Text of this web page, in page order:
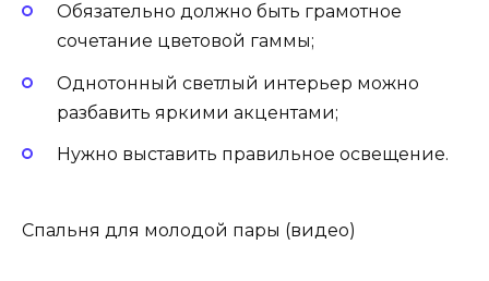
Обязательно должно быть грамотное
сочетание цветовой гаммы;
Однотонный светлый интерьер можно
разбавить яркими акцентами;
Нужно выставить правильное освещение.
Спальня для молодой пары (видео)